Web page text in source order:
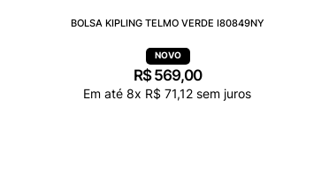
BOLSA KIPLING TELMO VERDE I80849NY
R$ 569,00
Em até 8x R$ 71,12 sem juros